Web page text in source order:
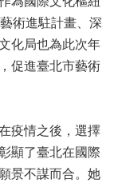
術進駐計畫、深
化局也為此次年
促進臺北市藝術
疫情之後，選擇
顯了臺北在國際
景不謀而合。她